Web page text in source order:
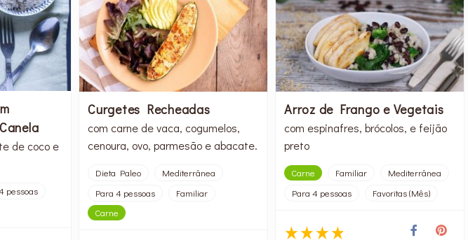
de coco e
pessoas
Curgetes Recheadas
com carne de vaca, cogumelos,
cenoura, ovo, parmesão e abacate.
Dieta Paleo
Mediterrânea
Para 4 pessoas
Familiar
Carne
Arroz de Frango e Vegetais
com espinafres, brócolos, e feijão
preto
Carne Familiar
Mediterrânea
Para 4 pessoas
Favoritas (Mês)